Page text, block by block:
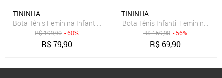
TININHA
Bota Tênis Feminina Infantil Tininha Menina Bordado Pink
R$199,90 - 60%
R$79,90
TININHA
Bota Tênis Infantil Feminina
R$159,90 - 56%
R$ 69,90